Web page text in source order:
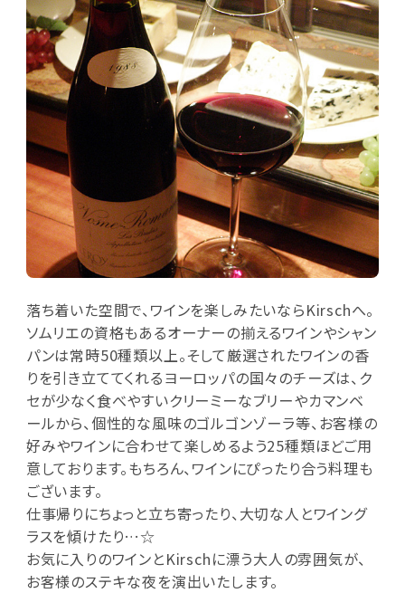
落ち着いた空間で、ワインを楽しみたいならKirschへ。
ソムリエの資格もあるオーナーの揃えるワインやシャン
パンは常時50種類以上。そして厳選されたワインの香
りを引き立ててくれるヨーロッパの国々のチーズは、ク
セが少なく食べやすいクリーミーなブリーやカマンベ
ールから、個性的な風味のゴルゴンゾーラ等、お客様の
好みやワインに合わせて楽しめるよう25種類ほどご用
意しております。もちろん、ワインにぴったり合う料理も
ございます。
仕事帰りにちょっと立ち寄ったり、大切な人とワイング
ラスを傾けたり…☆
お気に入りのワインとKirschに漂う大人の雰囲気が、
お客様のステキな夜を演出いたします。